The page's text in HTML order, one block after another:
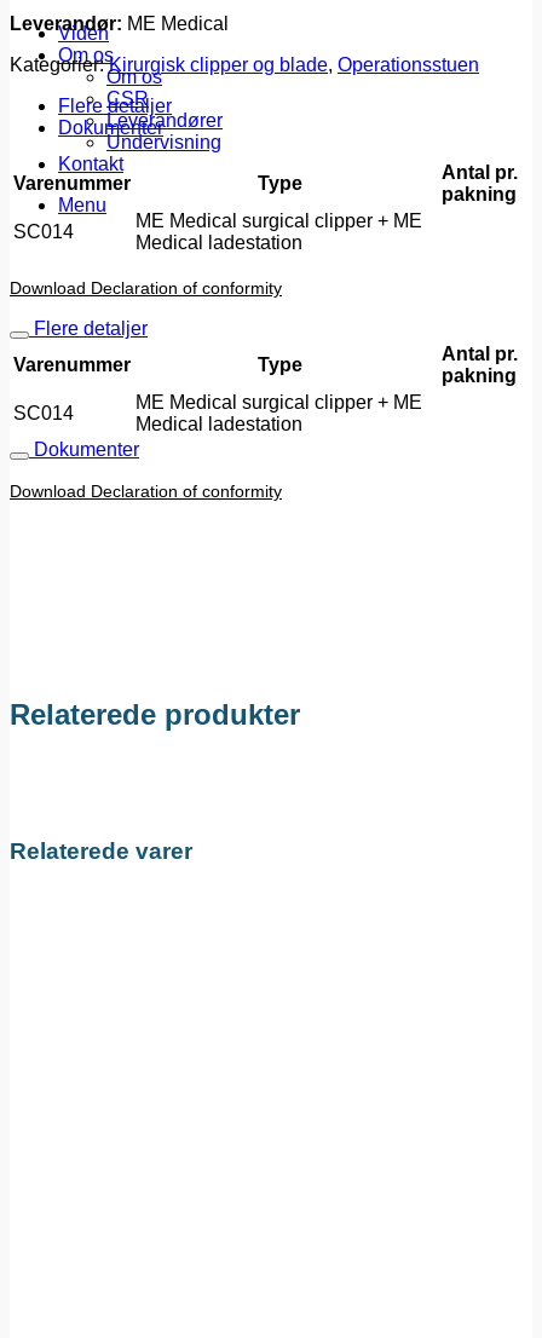
Viden
Om os
Om os
CSR
Leverandører
Undervisning
Kontakt
Menu
Leverandør: ME Medical
Kategorier:Kirurgisk clipper og blade, Operationsstuen
Flere detaljer
Dokumenter
Varenummer Type
Antal pr.
pakning
SC014
ME Medical surgical clipper + ME
Medical ladestation
Download Declaration of conformity
Flere detaljer
Varenummer
Type
Antal pr.
pakning
SC014
ME Medical surgical clipper + ME
Medical ladestation
Dokumenter
Download Declaration of conformity
Relaterede produkter
Relaterede varer